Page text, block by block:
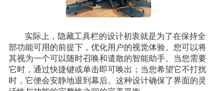
实际上，隐藏工具栏的设计初衷就是为了在保持全
部功能可用的前提下，优化用户的视觉体验。您可以将
其视为一个可以随时召唤和遣散的智能助手。当您需要
它时，通过快捷键或单击即可唤出；当您希望它不打扰
时，它便会安静地退到幕后。这种设计确保了界面的灵